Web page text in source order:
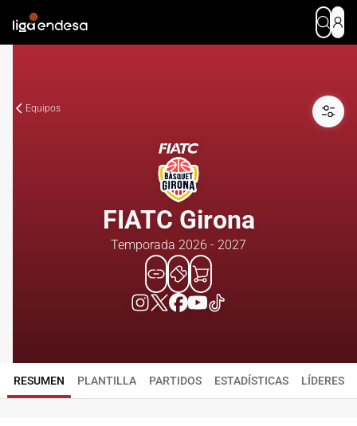
Equipos
FIATC Girona
Temporada 2026 - 2027
RESUMEN PLANTILLA PARTIDOS ESTADÍSTICAS LÍDERES